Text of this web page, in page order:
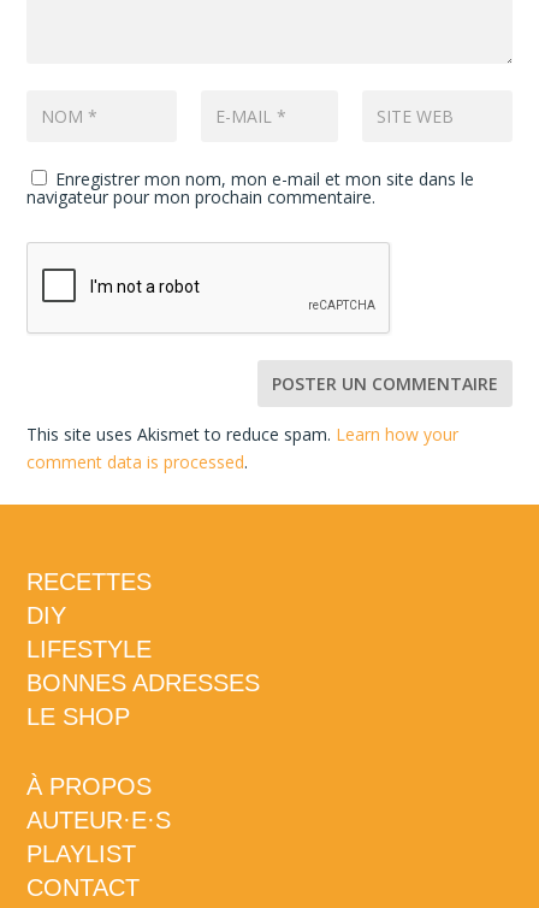
Enregistrer mon nom, mon e-mail et mon site dans le
navigateur pour mon prochain commentaire.
This site uses Akismet to reduce spam. Learn how your
comment data is processed.
RECETTES
DIY
LIFESTYLE
BONNES ADRESSES
LE SHOP
À PROPOS
AUTEUR·E·S
PLAYLIST
CONTACT